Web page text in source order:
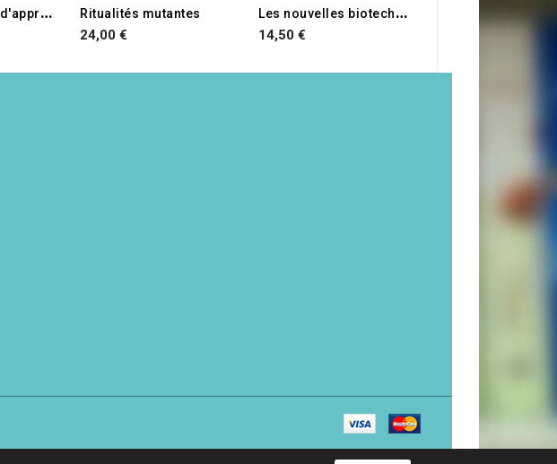
L
es 5 langages d'appréciation au travail Ritualités mutantes
24,00 €
RUPTURE DE STOCK L
es nouvelles biotechnologies en questions
14,50 €